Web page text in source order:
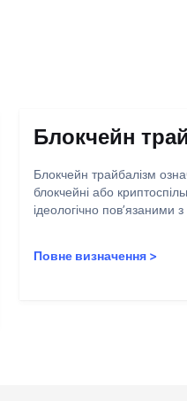
Блокчейн
Блокчейн трайбалізм
блокчейні або
ідеологічно пов’язаними
Повне визначення>